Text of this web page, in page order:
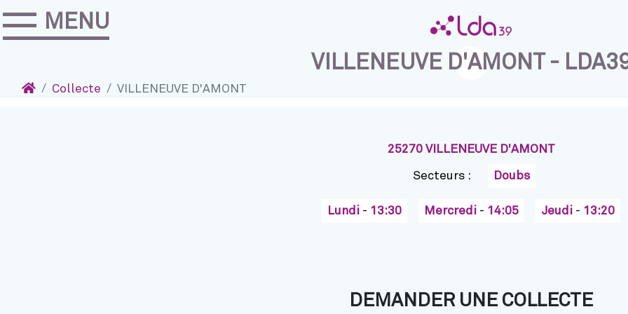
Accéder au contenu
MENU
VILLENEUVE D'AMONT -
AccueilCollecte VILLENEUVE D'AMONT
25270 VILLENEUVE D'AMONT
Secteurs : Doubs
Lundi - 13:30 Mercredi - 14:05 Jeudi - 13:20
DEMANDER UNE COLLECTE